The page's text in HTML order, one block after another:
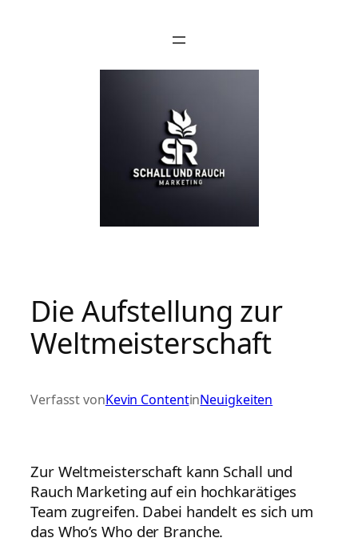
Die Aufstellung zur
Weltmeisterschaft
Verfasst vonKevin ContentinNeuigkeiten
Zur Weltmeisterschaft kann Schall und
Rauch Marketing auf ein hochkarätiges
Team zugreifen. Dabei handelt es sich um
das Who’s Who der Branche.